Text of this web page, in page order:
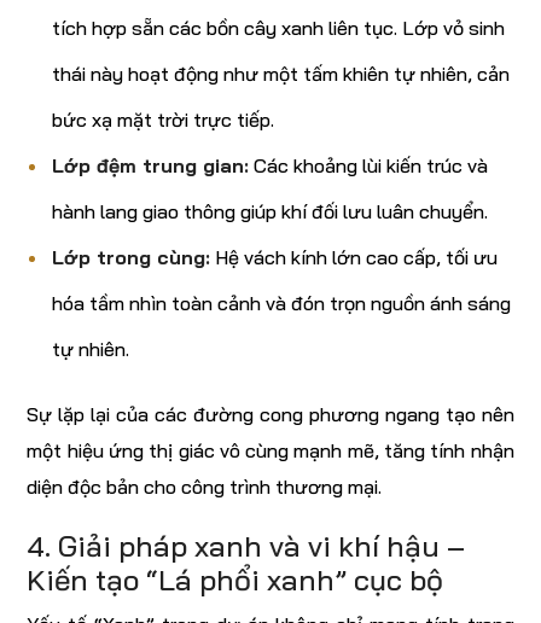
tích hợp sẵn các bồn cây xanh liên tục. Lớp vỏ sinh
thái này hoạt động như một tấm khiên tự nhiên, cản
bức xạ mặt trời trực tiếp.
Lớp đệm trung gian: Các khoảng lùi kiến trúc và
hành lang giao thông giúp khí đối lưu luân chuyển.
Lớp trong cùng: Hệ vách kính lớn cao cấp, tối ưu
hóa tầm nhìn toàn cảnh và đón trọn nguồn ánh sáng
tự nhiên.
Sự lặp lại của các đường cong phương ngang tạo nên
một hiệu ứng thị giác vô cùng mạnh mẽ, tăng tính nhận
diện độc bản cho công trình thương mại.
4. Giải pháp xanh và vi khí hậu –
Kiến tạo “Lá phổi xanh” cục bộ